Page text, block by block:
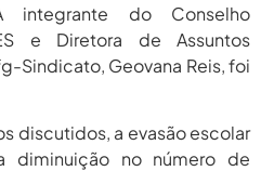
integrante do Conselho
e Diretora de Assuntos
Sindicato, Geovana Reis, foi
discutidos, a evasão escolar
diminuição no número de